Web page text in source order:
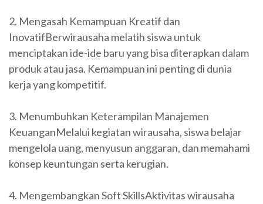
2. Mengasah Kemampuan Kreatif dan
InovatifBerwirausaha melatih siswa untuk
menciptakan ide-ide baru yang bisa diterapkan dalam
produk atau jasa. Kemampuan ini penting di dunia
kerja yang kompetitif.
3. Menumbuhkan Keterampilan Manajemen
KeuanganMelalui kegiatan wirausaha, siswa belajar
mengelola uang, menyusun anggaran, dan memahami
konsep keuntungan serta kerugian.
4. Mengembangkan Soft SkillsAktivitas wirausaha